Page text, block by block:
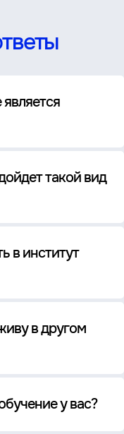
такой вид
в институт
в другом
у вас?